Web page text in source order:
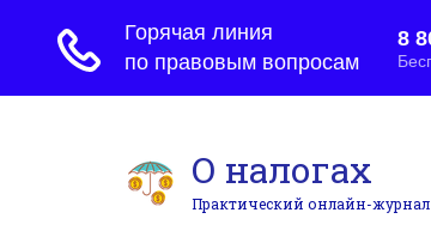
О налогах
Практический онлайн-журнал